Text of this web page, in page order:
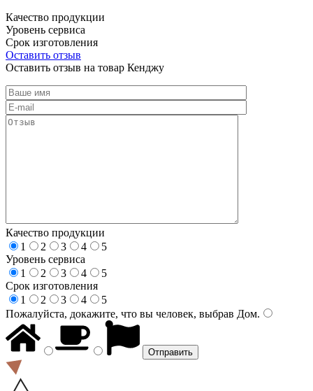
Качество продукции
Уровень сервиса
Срок изготовления
Оставить отзыв
Оставить отзыв на товар Кенджу
Качество продукции
1
2 3 4
5
Уровень сервиса
1
2 3 4
5
Срок изготовления
1
2 3 4
5
Пожалуйста, докажите, что вы человек, выбрав Дом.